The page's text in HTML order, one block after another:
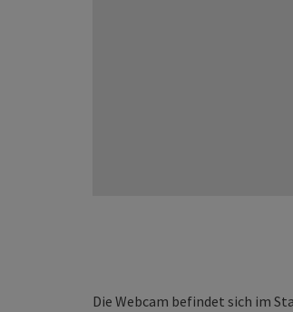
Die Webcam befindet sich im